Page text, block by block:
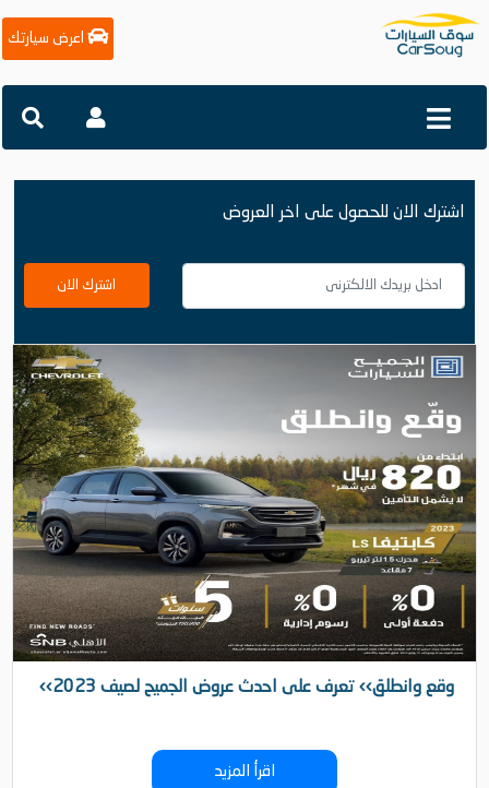
اعرض سيارتك
اشترك الان للحصول على اخر العروض
اشترك الان
‹‹وقع وانطلق›› تعرف على احدث عروض الجميح لصيف 2023
اقرأ المزيد